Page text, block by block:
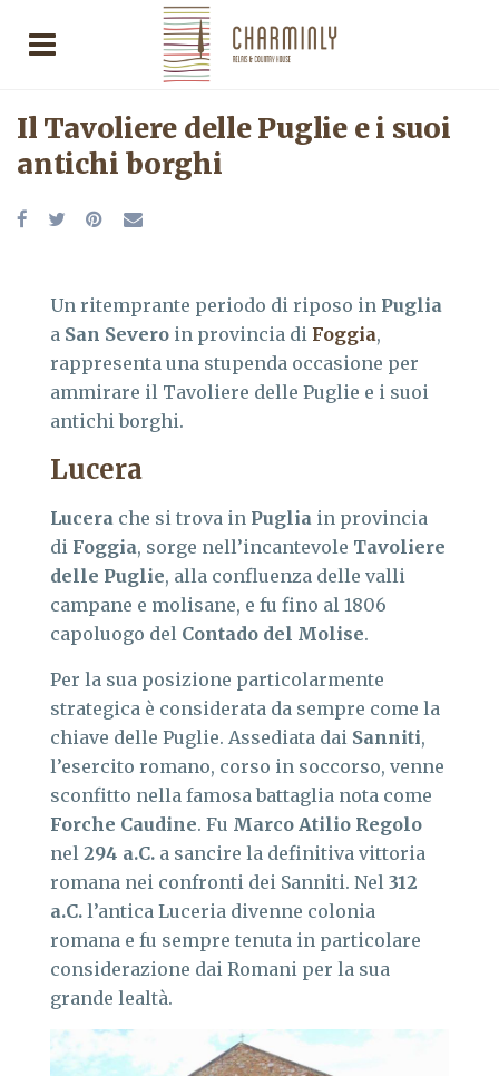
Il Tavoliere delle Puglie e i suoi
antichi borghi
Un ritemprante periodo di riposo in Puglia
a San Severo in provincia di Foggia,
rappresenta una stupenda occasione per
ammirare il Tavoliere delle Puglie e i suoi
antichi borghi.
Lucera
Lucera che si trova in Puglia in provincia
di Foggia, sorge nell’incantevole Tavoliere
delle Puglie, alla confluenza delle valli
campane e molisane, e fu fino al 1806
capoluogo del Contado del Molise.
Per la sua posizione particolarmente
strategica è considerata da sempre come la
chiave delle Puglie. Assediata dai Sanniti,
l’esercito romano, corso in soccorso, venne
sconfitto nella famosa battaglia nota come
Forche Caudine. Fu Marco Atilio Regolo
nel 294 a.C. a sancire la definitiva vittoria
romana nei confronti dei Sanniti. Nel 312
a.C. l’antica Luceria divenne colonia
romana e fu sempre tenuta in particolare
considerazione dai Romani per la sua
grande lealtà.